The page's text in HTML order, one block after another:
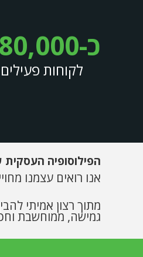
כ-280,000
לקוחות פעילים
הפילוסופיה העסקית
אנו רואים עצמנו
מתוך רצון אמיתי
גמישה, ממוחשבת